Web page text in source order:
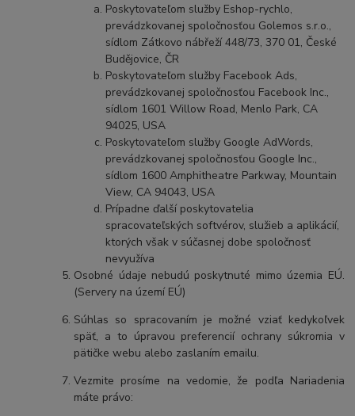
Poskytovateľom služby Eshop-rychlo,
prevádzkovanej spoločnosťou Golemos s.r.o.,
sídlom Zátkovo nábřeží 448/73, 370 01, České
Budějovice, ČR
Poskytovateľom služby Facebook Ads,
prevádzkovanej spoločnosťou Facebook Inc.,
sídlom 1601 Willow Road, Menlo Park, CA
94025, USA
Poskytovateľom služby Google AdWords,
prevádzkovanej spoločnosťou Google Inc.,
sídlom 1600 Amphitheatre Parkway, Mountain
View, CA 94043, USA
Prípadne ďalší poskytovatelia
spracovateľských softvérov, služieb a aplikácií,
ktorých však v súčasnej dobe spoločnosť
nevyužíva
Osobné údaje nebudú poskytnuté mimo územia EÚ.
(Servery na území EÚ)
Súhlas so spracovaním je možné vziať kedykoľvek
späť, a to úpravou preferencií ochrany súkromia v
pätičke webu alebo zaslaním emailu.
Vezmite prosíme na vedomie, že podľa Nariadenia
máte právo: